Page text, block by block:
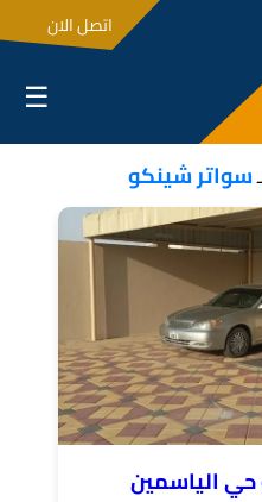
اتصل الان
☰
سواتر شينكو
الياسمين